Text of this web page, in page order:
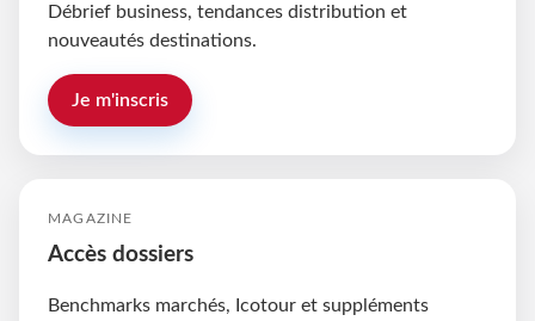
Débrief business, tendances distribution et
nouveautés destinations.
Je m'inscris
MAGAZINE
Accès dossiers
Benchmarks marchés, Icotour et suppléments